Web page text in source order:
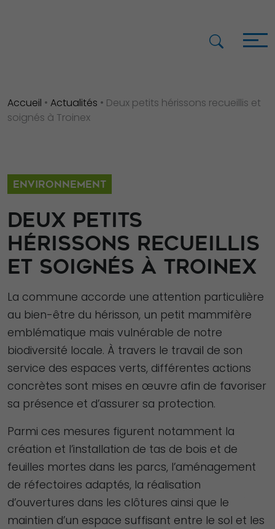
Accueil • Actualités • Deux petits hérissons recueillis et
soignés à Troinex
ENVIRONNEMENT
DEUX PETITS
HÉRISSONS RECUEILLIS
ET SOIGNÉS À TROINEX
La commune accorde une attention particulière
au bien-être du hérisson, un petit mammifère
emblématique mais vulnérable de notre
biodiversité locale. À travers le travail de son
service des espaces verts, différentes actions
concrètes sont mises en œuvre afin de favoriser
sa présence et d’assurer sa protection.
Parmi ces mesures figurent notamment la
création et l’installation de tas de bois et de
feuilles mortes dans les parcs, l’aménagement
de réfectoires adaptés, la réalisation
d’ouvertures dans les clôtures ainsi que le
maintien d’un espace suffisant entre le sol et les